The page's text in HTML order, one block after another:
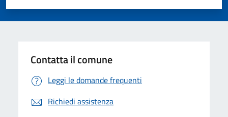
Valuta 5 stelle su 5
Valuta 4 stelle su 5
Valuta 3 stelle su 5
Valuta 2 stelle su 5
Valuta 1 stelle su 5
Contatta il comune
Leggi le domande frequenti
Richiedi assistenza